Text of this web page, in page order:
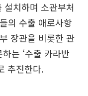
치하며 소관부처
의 수출 애로사항
장관을 비롯한 관
는 ‘수출 카라반
추진한다.